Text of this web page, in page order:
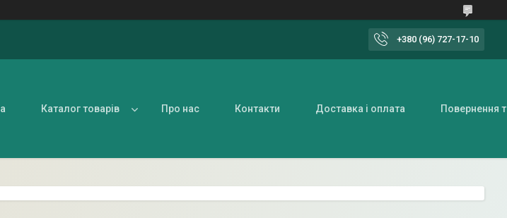
+380 (96) 727-17-10
Каталог товарів Про нас Контакти Доставка і оплата Повернення